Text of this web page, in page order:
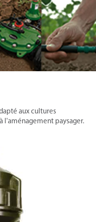
aux cultures
l'aménagement paysager.